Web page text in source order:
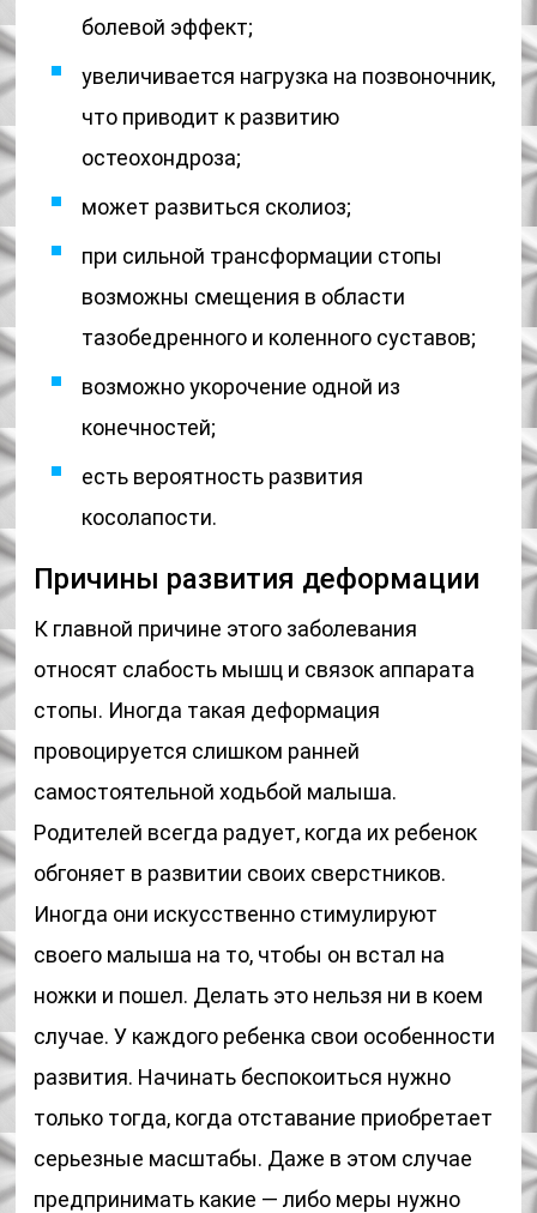
болевой эффект;
увеличивается нагрузка на позвоночник,
что приводит к развитию
остеохондроза;
может развиться сколиоз;
при сильной трансформации стопы
возможны смещения в области
тазобедренного и коленного суставов;
возможно укорочение одной из
конечностей;
есть вероятность развития
косолапости.
Причины развития деформации
К главной причине этого заболевания
относят слабость мышц и связок аппарата
стопы. Иногда такая деформация
провоцируется слишком ранней
самостоятельной ходьбой малыша.
Родителей всегда радует, когда их ребенок
обгоняет в развитии своих сверстников.
Иногда они искусственно стимулируют
своего малыша на то, чтобы он встал на
ножки и пошел. Делать это нельзя ни в коем
случае. У каждого ребенка свои особенности
развития. Начинать беспокоиться нужно
только тогда, когда отставание приобретает
серьезные масштабы. Даже в этом случае
предпринимать какие — либо меры нужно